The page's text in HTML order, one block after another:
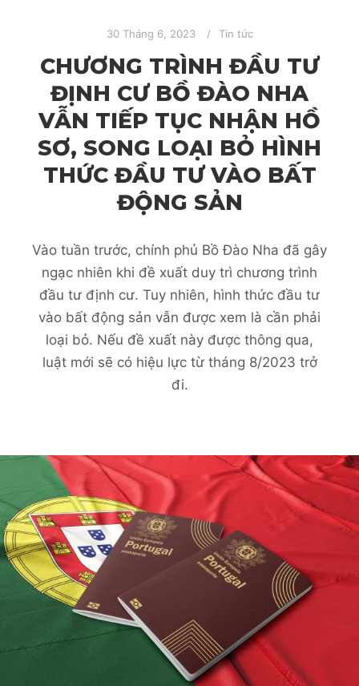
30 Tháng 6, 2023 Tin tức
CHƯƠNG TRÌNH ĐẦU TƯ
ĐỊNH CƯ BỒ ĐÀO NHA
VẪN TIẾP TỤC NHẬN HỒ
SƠ, SONG LOẠI BỎ HÌNH
THỨC ĐẦU TƯ VÀO BẤT
ĐỘNG SẢN
Vào tuần trước, chính phủ Bồ Đào Nha đã gây
ngạc nhiên khi đề xuất duy trì chương trình
đầu tư định cư. Tuy nhiên, hình thức đầu tư
vào bất động sản vẫn được xem là cần phải
loại bỏ. Nếu đề xuất này được thông qua,
luật mới sẽ có hiệu lực từ tháng 8/2023 trở
đi.